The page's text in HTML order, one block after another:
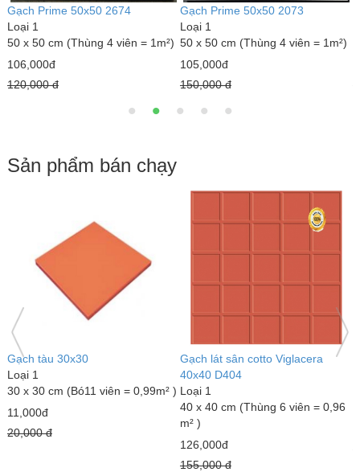
Gạch Prime 50x50 2065
Loại 1
50 x 50 cm (Thùng 4 viên = 1m²)
105,000đ
150,000 đ
Gạch Prime 50x50 2071
Loại 1
50 x 50 cm (Thùng 4 viên = 1m²)
105,000đ
150,000 đ
Sản phẩm bán chạy
Gạch đỏ lát sân Gốm Mỹ
Loại 1
40 x 40 cm (Thùng 6 viên = 0,96
m² )
18,000đ
Gạch lát sân tráng men Mikado
GLM4040MX
Loại 1
40 x 40 cm (Thùng 6 viên = 0,96
m² )
23,000đ
25,000 đ